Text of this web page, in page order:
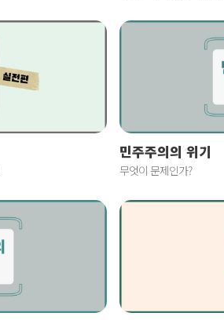
민주주의의 위기
무엇이 문제인가?